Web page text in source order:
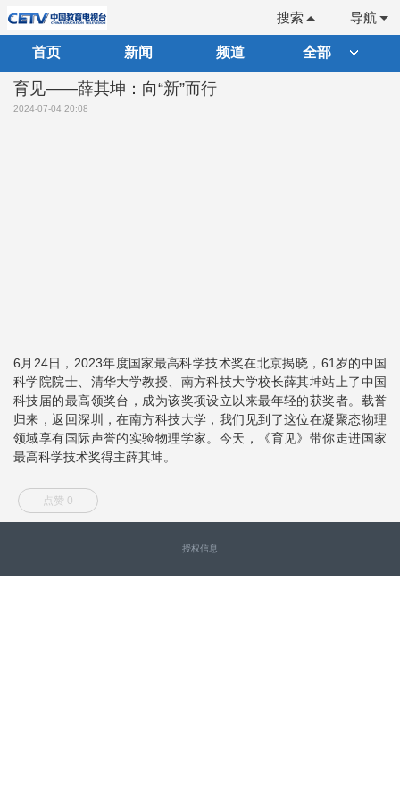
导航
搜索
首页 新闻 频道 全部
育见——薛其坤：向“新”而行
2024-07-04 20:08
6月24日，2023年度国家最高科学技术奖在北京揭晓，61岁的中国
科学院院士、清华大学教授、南方科技大学校长薛其坤站上了中国
科技届的最高领奖台，成为该奖项设立以来最年轻的获奖者。载誉
归来，返回深圳，在南方科技大学，我们见到了这位在凝聚态物理
领域享有国际声誉的实验物理学家。今天，《育见》带你走进国家
最高科学技术奖得主薛其坤。
点赞 0
授权信息